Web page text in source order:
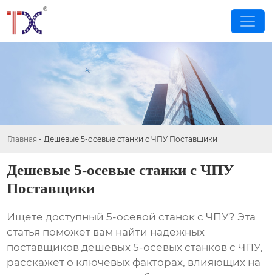
Главная - Дешевые 5-осевые станки с ЧПУ Поставщики
Дешевые 5-осевые станки с ЧПУ
Поставщики
Ищете доступный 5-осевой станок с ЧПУ? Эта
статья поможет вам найти надежных
поставщиков дешевых 5-осевых станков с ЧПУ,
расскажет о ключевых факторах, влияющих на